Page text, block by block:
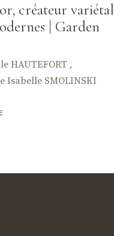
créateur variétal
| Garden
HAUTEFORT ,
Isabelle SMOLINSKI